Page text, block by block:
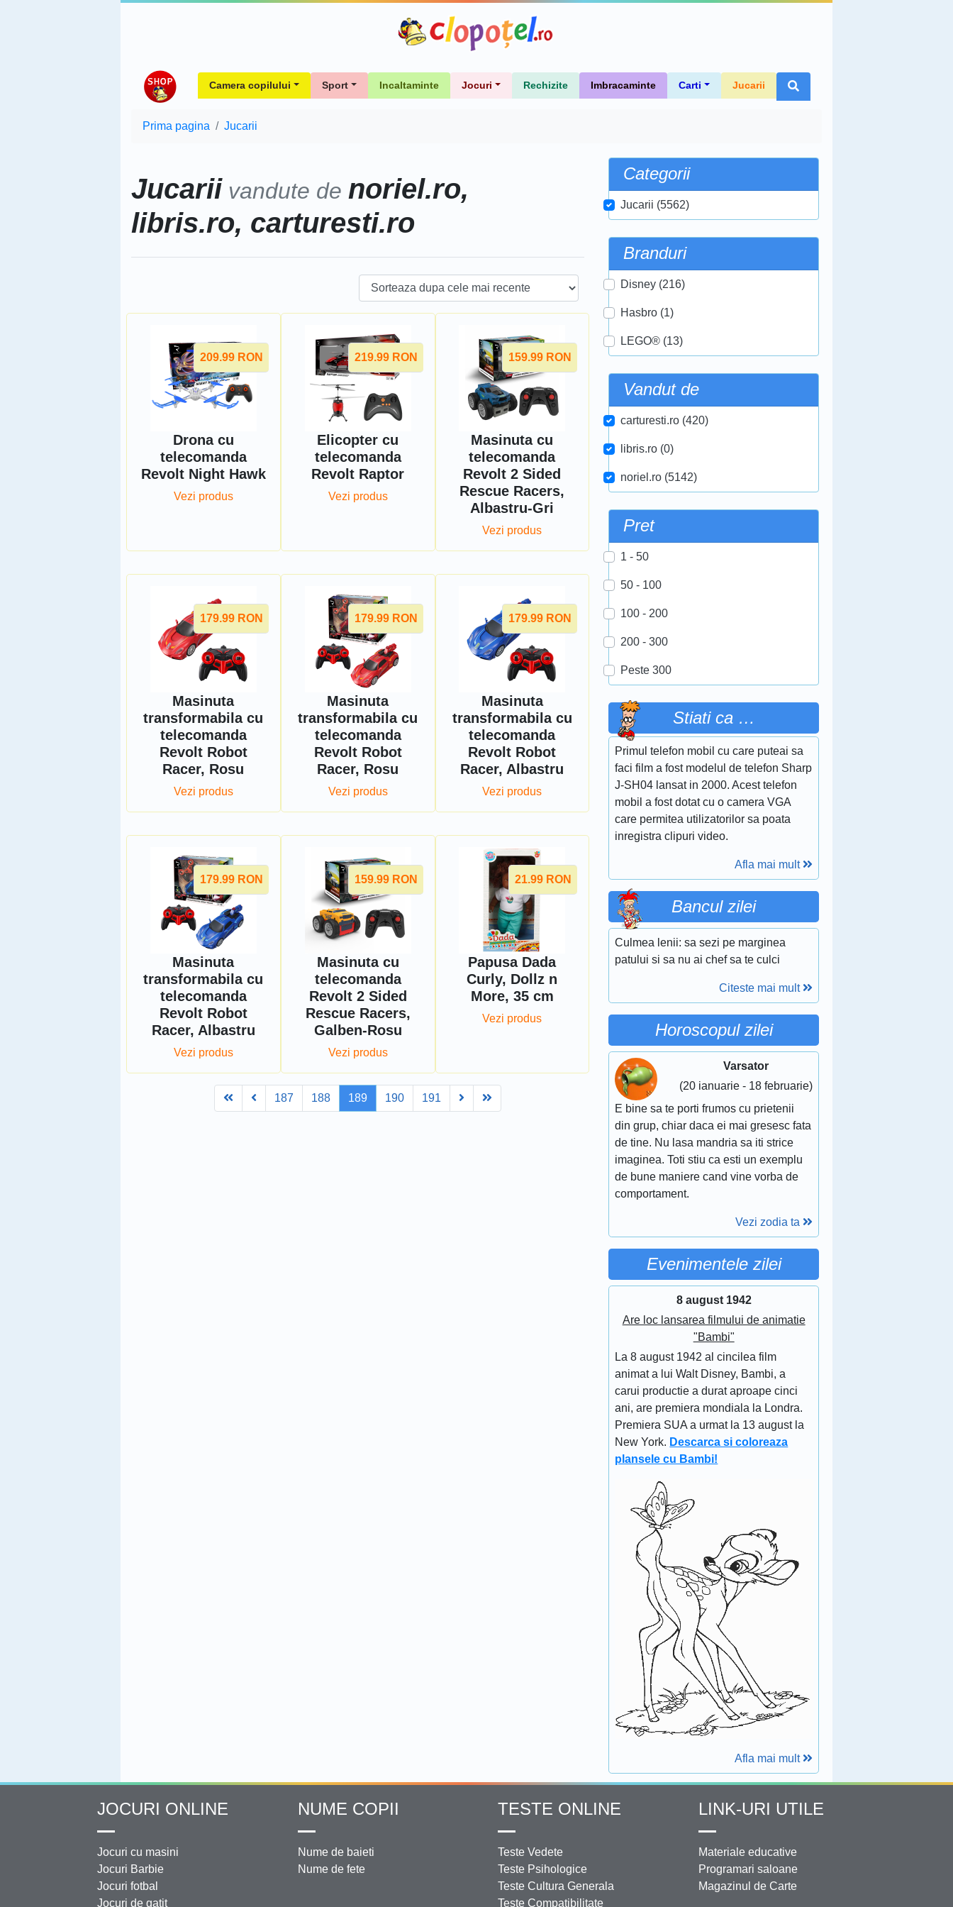
Camera copilului Sport Incaltaminte Jocuri Rechizite Imbracaminte Carti Jucarii
Prima pagina Jucarii
Jucarii vandute de noriel.ro,
libris.ro, carturesti.ro
209.99 RON
Drona cu
telecomanda
Revolt Night Hawk
Vezi produs
219.99 RON
Elicopter cu
telecomanda
Revolt Raptor
Vezi produs
159.99 RON
Masinuta cu
telecomanda
Revolt 2 Sided
Rescue Racers,
Albastru-Gri
Vezi produs
179.99 RON
Masinuta
transformabila cu
telecomanda
Revolt Robot
Racer, Rosu
Vezi produs
179.99 RON
Masinuta
transformabila cu
telecomanda
Revolt Robot
Racer, Rosu
Vezi produs
179.99 RON
Masinuta
transformabila cu
telecomanda
Revolt Robot
Racer, Albastru
Vezi produs
179.99 RON
Masinuta
transformabila cu
telecomanda
Revolt Robot
Racer, Albastru
Vezi produs
159.99 RON
Masinuta cu
telecomanda
Revolt 2 Sided
Rescue Racers,
Galben-Rosu
Vezi produs
21.99 RON
Papusa Dada
Curly, Dollz n
More, 35 cm
Vezi produs
FirstPrev187 188 189 190 191 Next
Categorii
Jucarii (5562)
Branduri
Disney (216)
Hasbro (1)
LEGO® (13)
Vandut de
carturesti.ro (420)
libris.ro (0)
noriel.ro (5142)
Pret
1 - 50
50 - 100
100 - 200
200 - 300
Peste 300
Stiati ca …
Primul telefon mobil cu care puteai sa
faci film a fost modelul de telefon Sharp
J-SH04 lansat in 2000. Acest telefon
mobil a fost dotat cu o camera VGA
care permitea utilizatorilor sa poata
inregistra clipuri video.
Afla mai mult
Bancul zilei
Culmea lenii: sa sezi pe marginea
patului si sa nu ai chef sa te culci
Citeste mai mult
Horoscopul zilei
Varsator
(20 ianuarie - 18 februarie)
E bine sa te porti frumos cu prietenii
din grup, chiar daca ei mai gresesc fata
de tine. Nu lasa mandria sa iti strice
imaginea. Toti stiu ca esti un exemplu
de bune maniere cand vine vorba de
comportament.
Vezi zodia ta
Evenimentele zilei
8 august 1942
Are loc lansarea filmului de animatie
"Bambi"
La 8 august 1942 al cincilea film
animat a lui Walt Disney, Bambi, a
carui productie a durat aproape cinci
ani, are premiera mondiala la Londra.
Premiera SUA a urmat la 13 august la
New York. Descarca si coloreaza
plansele cu Bambi!
Afla mai mult
JOCURI ONLINE
Jocuri cu masini
Jocuri Barbie
Jocuri fotbal
Jocuri de gatit
NUME COPII
Nume de baieti
Nume de fete
TESTE ONLINE
Teste Vedete
Teste Psihologice
Teste Cultura Generala
Teste Compatibilitate
LINK-URI UTILE
Materiale educative
Programari saloane
Magazinul de Carte